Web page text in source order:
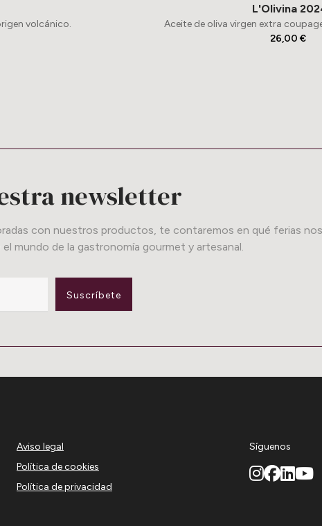
volcánico.
L'Olivina
Aceite de oliva virgen extra
26,00 €
newsletter
con nuestros productos, te contaremos en qué ferias
mundo de la gastronomía gourmet y artesanal.
Suscríbete
Aviso legal
Política de cookies
Política de privacidad
Síguenos